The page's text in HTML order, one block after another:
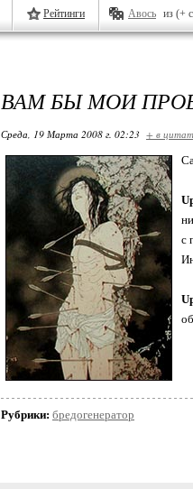
Рейтинги Авось из (+
ВАМ БЫ МОИ
Среда, 19 Марта 2008 г. 02:23 + в
с
Рубрики: бредогенератор